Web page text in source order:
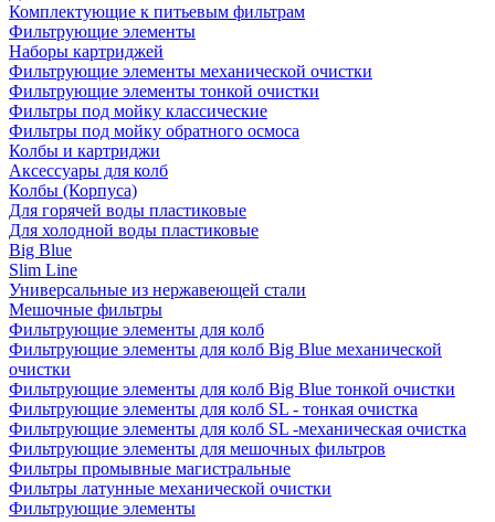
Комплектующие к питьевым фильтрам
Фильтрующие элементы
Наборы картриджей
Фильтрующие элементы механической очистки
Фильтрующие элементы тонкой очистки
Фильтры под мойку классические
Фильтры под мойку обратного осмоса
Колбы и картриджи
Аксессуары для колб
Колбы (Корпуса)
Для горячей воды пластиковые
Для холодной воды пластиковые
Big Blue
Slim Line
Универсальные из нержавеющей стали
Мешочные фильтры
Фильтрующие элементы для колб
Фильтрующие элементы для колб Big Blue механической
очистки
Фильтрующие элементы для колб Big Blue тонкой очистки
Фильтрующие элементы для колб SL - тонкая очистка
Фильтрующие элементы для колб SL -механическая очистка
Фильтрующие элементы для мешочных фильтров
Фильтры промывные магистральные
Фильтры латунные механической очистки
Фильтрующие элементы